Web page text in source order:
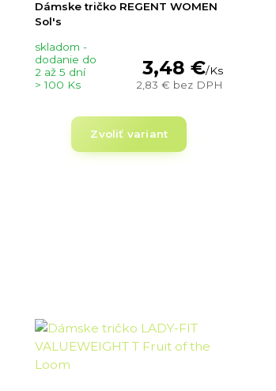
Dámske tričko REGENT WOMEN
Sol's
3,48 €/Ks
2,83 € bez DPH
skladom -
dodanie do
2 až 5 dní
> 100 Ks
Zvoliť variant